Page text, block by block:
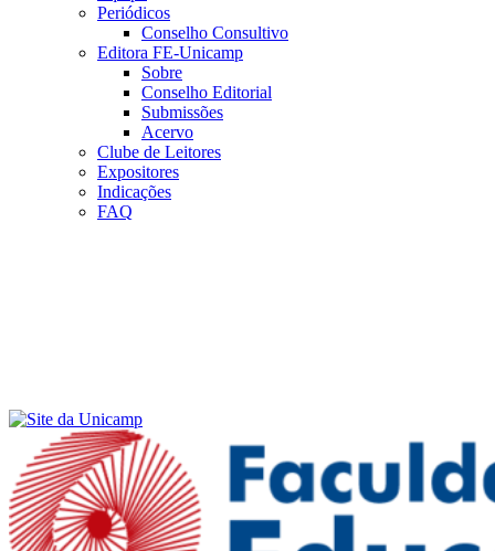
Periódicos
Conselho Consultivo
Editora FE-Unicamp
Sobre
Conselho Editorial
Submissões
Acervo
Clube de Leitores
Expositores
Indicações
FAQ